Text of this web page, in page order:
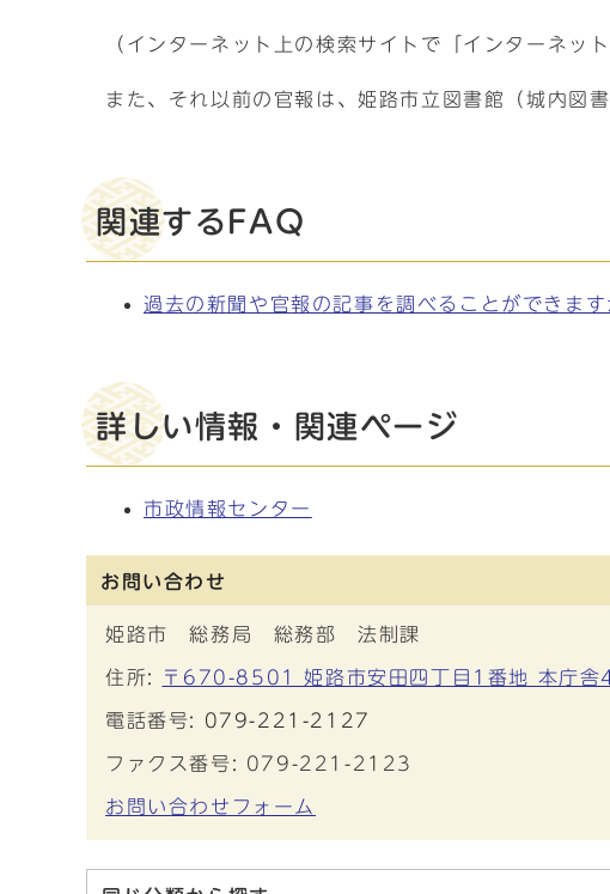
（インターネット上の検索サイトで「インターネッ
また、それ以前の官報は、姫路市立図書館（城内図
関連するFAQ
過去の新聞や官報の記事を調べることができます
詳しい情報・関連ページ
市政情報センター
お問い合わせ
姫路市 総務局 総務部 法制課
住所: 〒670-8501 姫路市安田四丁目1番地 本庁舎
電話番号: 079-221-2127
ファクス番号: 079-221-2123
お問い合わせフォーム